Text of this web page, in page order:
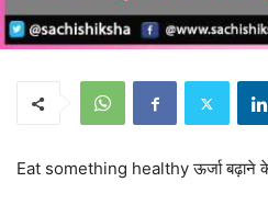
Eat something healthy ऊर्जा बढ़ाने